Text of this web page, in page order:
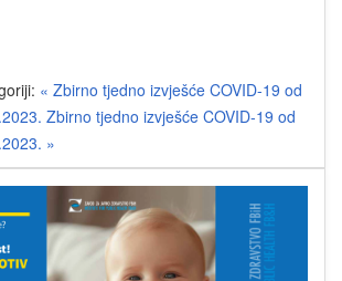
« Zbirno tjedno izvješće COVID-19 od
Zbirno tjedno izvješće COVID-19 od
»